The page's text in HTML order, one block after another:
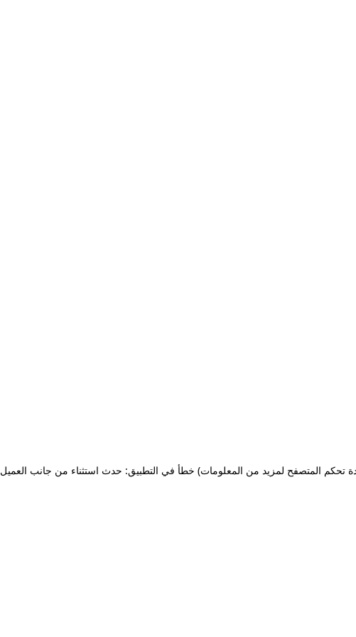
خطأ في التطبيق: حدث استثناء من جانب العميل تحكم المتصفح لمزيد من المعلومات)